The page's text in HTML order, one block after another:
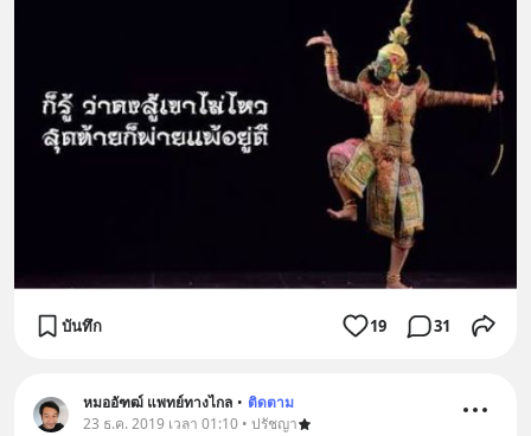
บันทึก 19 31
หมออัฑฒ์ แพทย์ทางไกล • ติดตาม
23 ธ.ค. 2019 เวลา 01:10 • ปรัชญา